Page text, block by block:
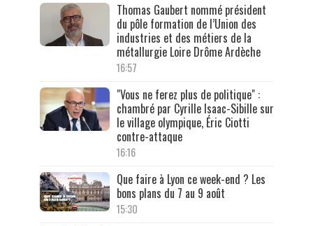
Thomas Gaubert nommé président
du pôle formation de l’Union des
industries et des métiers de la
métallurgie Loire Drôme Ardèche
16:57
"Vous ne ferez plus de politique" :
chambré par Cyrille Isaac-Sibille sur
le village olympique, Éric Ciotti
contre-attaque
16:16
Que faire à Lyon ce week-end ? Les
bons plans du 7 au 9 août
15:30